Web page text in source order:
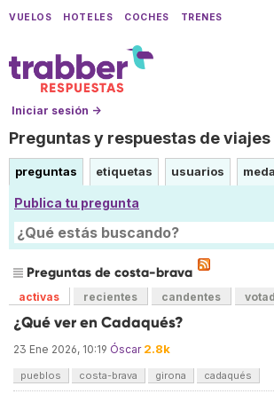
VUELOS HOTELES COCHES TRENES
Iniciar sesión →
Preguntas y respuestas de viajes
preguntas etiquetas usuarios
Publica tu pregunta
Preguntas de costa-brava
activas recientes candentes
¿Qué ver en Cadaqués?
23 Ene 2026, 10:19 Óscar 2.8k
pueblos costa-brava girona cadaqués